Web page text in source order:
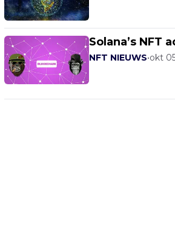
Solana’s
NFT NIEUWS•okt